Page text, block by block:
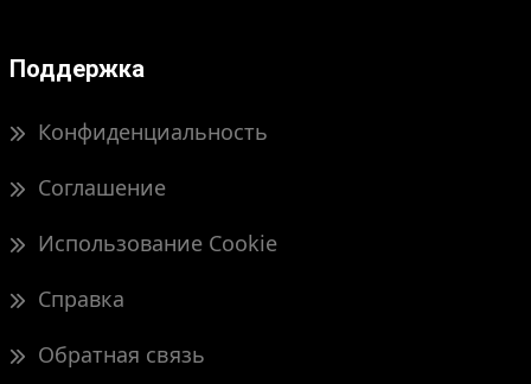
Поддержка
Конфиденциальность
Соглашение
Использование Cookie
Справка
Обратная связь